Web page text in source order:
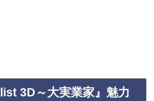
3D～大実業家』魅力